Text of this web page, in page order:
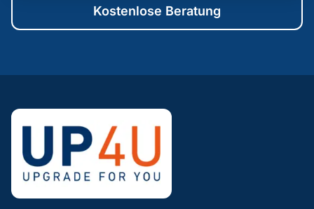
Kostenlose Beratung